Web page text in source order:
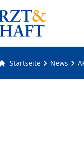
Startseite News